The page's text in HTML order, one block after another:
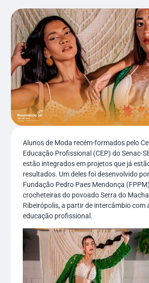
Alunos de Moda recém-formados pelo
Educação Profissional (CEP) do Senac-
estão integrados em projetos que já
resultados. Um deles foi desenvolvido
Fundação Pedro Paes Mendonça
crocheteiras do povoado Serra do
Ribeirópolis, a partir de intercâmbio com
educação profissional.